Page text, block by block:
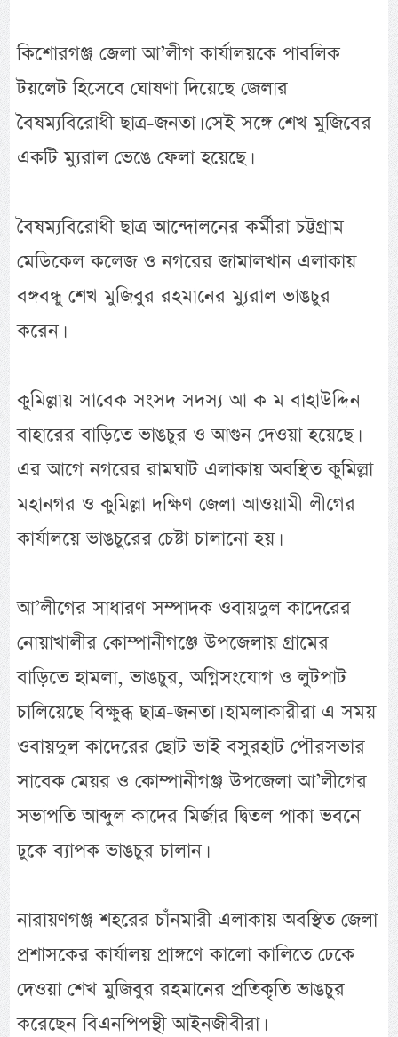
কিশোরগঞ্জ জেলা আ’লীগ কার্যালয়কে পাবলিক
টয়লেট হিসেবে ঘোষণা দিয়েছে জেলার
বৈষম্যবিরোধী ছাত্র-জনতা। সেই সঙ্গে শেখ মুজিবের
একটি ম্যুরাল ভেঙে ফেলা হয়েছে।
বৈষম্যবিরোধী ছাত্র আন্দোলনের কর্মীরা চট্টগ্রাম
মেডিকেল কলেজ ও নগরের জামালখান এলাকায়
বঙ্গবন্ধু শেখ মুজিবুর রহমানের ম্যুরাল ভাঙচুর
করেন।
কুমিল্লায় সাবেক সংসদ সদস্য আ ক ম বাহাউদ্দিন
বাহারের বাড়িতে ভাঙচুর ও আগুন দেওয়া হয়েছে।
এর আগে নগরের রামঘাট এলাকায় অবস্থিত কুমিল্লা
মহানগর ও কুমিল্লা দক্ষিণ জেলা আওয়ামী লীগের
কার্যালয়ে ভাঙচুরের চেষ্টা চালানো হয়।
আ’লীগের সাধারণ সম্পাদক ওবায়দুল কাদেরের
নোয়াখালীর কোম্পানীগঞ্জে উপজেলায় গ্রামের
বাড়িতে হামলা, ভাঙচুর, অগ্নিসংযোগ ও লুটপাট
চালিয়েছে বিক্ষুব্ধ ছাত্র-জনতা। হামলাকারীরা এ সময়
ওবায়দুল কাদেরের ছোট ভাই বসুরহাট পৌরসভার
সাবেক মেয়র ও কোম্পানীগঞ্জ উপজেলা আ’লীগের
সভাপতি আব্দুল কাদের মির্জার দ্বিতল পাকা ভবনে
ঢুকে ব্যাপক ভাঙচুর চালান।
নারায়ণগঞ্জ শহরের চাঁনমারী এলাকায় অবস্থিত জেলা
প্রশাসকের কার্যালয় প্রাঙ্গণে কালো কালিতে ঢেকে
দেওয়া শেখ মুজিবুর রহমানের প্রতিকৃতি ভাঙচুর
করেছেন বিএনপিপন্থী আইনজীবীরা।